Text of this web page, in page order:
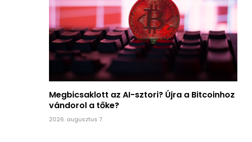
Megbicsaklott az AI-sztori? Újra a Bitcoinhoz
vándorol a tőke?
2026. augusztus 7.